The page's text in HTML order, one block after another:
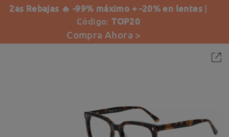
2as Rebajas 🔥 -99% máximo + -20% en lentes |
Código:TOP20
Compra Ahora >